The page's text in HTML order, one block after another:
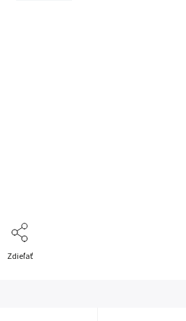
Zdieľať